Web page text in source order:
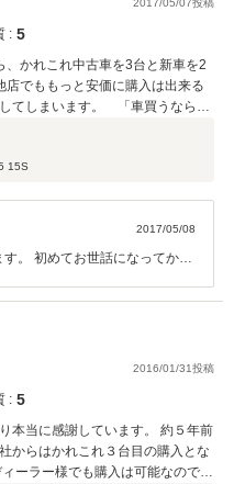
2017/05/07投稿
: 5
かれこれ中古車を3台と新車を2
でももっと安価に購入は出来る
てしまいます。 「車買うならラ
が付き物ですので信頼できてアフ
今回も息子の車の乗換えで、社会
あり、通勤距離も往復７０Km程
度」、「迅速且つ丁寧な対応」、
等、他店よりも充実した顧客満足
たいと思っていますので。 一つ
15S
2017/05/08
。 初めてお世話になってから
、ご指摘頂いた点を今後の糧
今後も末永くお付き合いさせ
2016/01/31投稿
: 5
本当に感謝しています。 約５年前
からはかれこれ３台目の購入とな
ーラー様でも購入は可能なのです